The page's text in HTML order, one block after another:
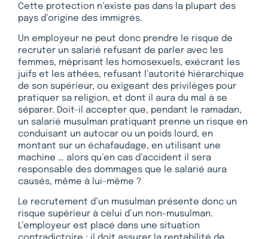
Cette protection n’existe pas dans la plupart des
pays d’origine des immigrés.
Un employeur ne peut donc prendre le risque de
recruter un salarié refusant de parler avec les
femmes, méprisant les homosexuels, exécrant les
juifs et les athées, refusant l’autorité hiérarchique
de son supérieur, ou exigeant des privilèges pour
pratiquer sa religion, et dont il aura du mal à se
séparer. Doit-il accepter que, pendant le ramadan,
un salarié musulman pratiquant prenne un risque en
conduisant un autocar ou un poids lourd, en
montant sur un échafaudage, en utilisant une
machine … alors qu’en cas d’accident il sera
responsable des dommages que le salarié aura
causés, même à lui-même ?
Le recrutement d’un musulman présente donc un
risque supérieur à celui d’un non-musulman.
L’employeur est placé dans une situation